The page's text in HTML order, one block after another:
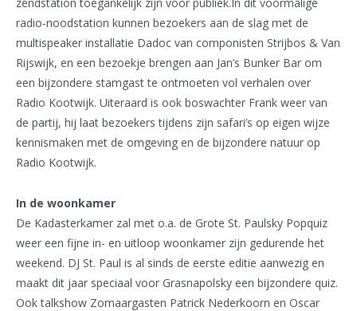
radio-noodstation kunnen bezoekers aan de slag met de
multispeaker installatie Dadoc van componisten Strijbos & Van
Rijswijk, en een bezoekje brengen aan Jan’s Bunker Bar om
een bijzondere stamgast te ontmoeten vol verhalen over
Radio Kootwijk. Uiteraard is ook boswachter Frank weer van
de partij, hij laat bezoekers tijdens zijn safari’s op eigen wijze
kennismaken met de omgeving en de bijzondere natuur op
Radio Kootwijk.
In de woonkamer
De Kadasterkamer zal met o.a. de Grote St. Paulsky Popquiz
weer een fijne in- en uitloop woonkamer zijn gedurende het
weekend. DJ St. Paul is al sinds de eerste editie aanwezig en
maakt dit jaar speciaal voor Grasnapolsky een bijzondere quiz.
Ook talkshow Zomaargasten Patrick Nederkoorn en Oscar